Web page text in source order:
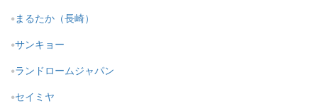
まるたか（長崎）
サンキョー
ランドロームジャパン
セイミヤ